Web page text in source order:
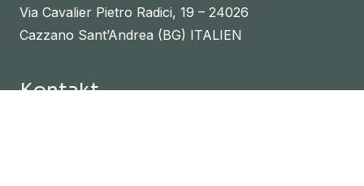
Via Cavalier Pietro Radici, 19 – 24026
Cazzano Sant’Andrea (BG) ITALIEN
Kontakt